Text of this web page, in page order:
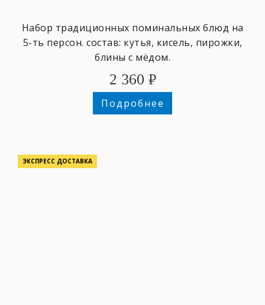
Набор традиционных поминальных блюд на
5-ть персон. состав: кутья, кисель, пирожки,
блины с мёдом.
2 360 ₽
Подробнее
ЭКСПРЕСС ДОСТАВКА